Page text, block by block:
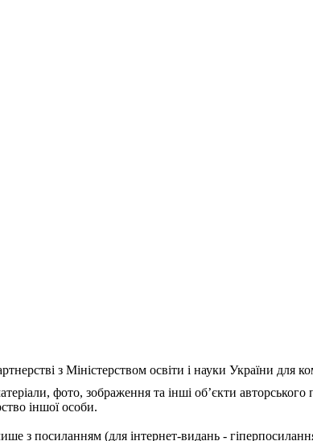
з Міністерством освіти і науки України для
фото, зображення та інші об’єкти
іншої особи.
з посиланням (для інтернет-видань -